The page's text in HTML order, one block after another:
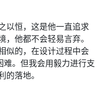
以恒，这是他一直追求
，他都不会轻易言弃。
似的，在设计过程中会
。但我会用毅力进行支
的落地。